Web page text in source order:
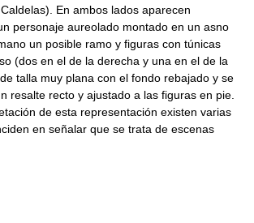
En ambos lados aparecen
personaje aureolado montado en un asno
un posible ramo y figuras con túnicas
(dos en el de la derecha y una en el de la
talla muy plana con el fondo rebajado y se
resalte recto y ajustado a las figuras en pie.
de esta representación existen varias
en señalar que se trata de escenas